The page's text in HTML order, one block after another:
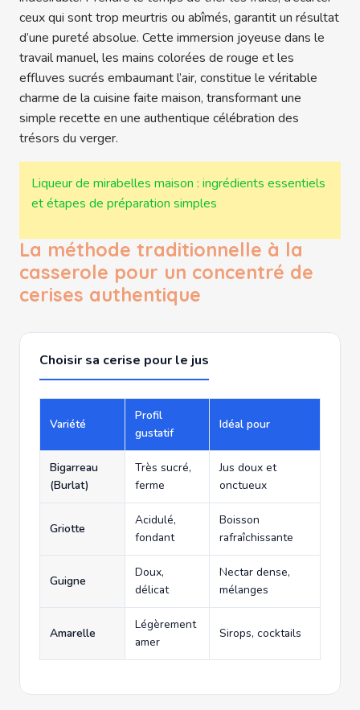
ceux qui sont trop meurtris ou abîmés, garantit un résultat
d’une pureté absolue. Cette immersion joyeuse dans le
travail manuel, les mains colorées de rouge et les
effluves sucrés embaumant l’air, constitue le véritable
charme de la cuisine faite maison, transformant une
simple recette en une authentique célébration des
trésors du verger.
Liqueur de mirabelles maison : ingrédients essentiels
et étapes de préparation simples
La méthode traditionnelle à la
casserole pour un concentré de
cerises authentique
Choisir sa cerise pour le jus
Variété
Profil
gustatif
Idéal pour
Bigarreau
(Burlat)
Très sucré,
ferme
Jus doux et
onctueux
Griotte
Acidulé,
fondant
Boisson
rafraîchissante
Guigne
Doux,
délicat
Nectar dense,
mélanges
Amarelle
Légèrement
amer
Sirops, cocktails